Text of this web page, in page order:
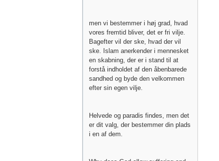
men vi bestemmer i høj grad, hvad
vores fremtid bliver, det er fri vilje.
Bagefter vil der ske, hvad der vil
ske. Islam anerkender i mennesket
en skabning, der er i stand til at
forstå indholdet af den åbenbarede
sandhed og byde den velkommen
efter sin egen vilje.
Helvede og paradis findes, men det
er dit valg, der bestemmer din plads
i en af dem.